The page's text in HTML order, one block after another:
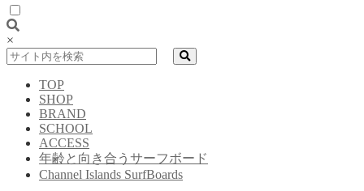
×
TOP
SHOP
BRAND
SCHOOL
ACCESS
年齢と向き合うサーフボード
Channel Islands SurfBoards